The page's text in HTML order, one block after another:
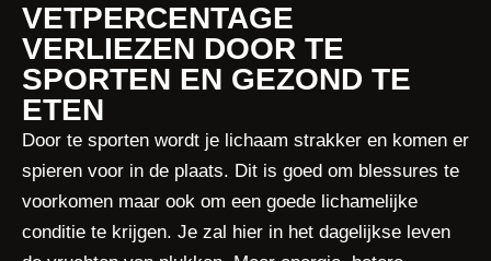
VETPERCENTAGE
VERLIEZEN DOOR TE
SPORTEN EN GEZOND TE
ETEN
Door te sporten wordt je lichaam strakker en komen er
spieren voor in de plaats. Dit is goed om blessures te
voorkomen maar ook om een goede lichamelijke
conditie te krijgen. Je zal hier in het dagelijkse leven